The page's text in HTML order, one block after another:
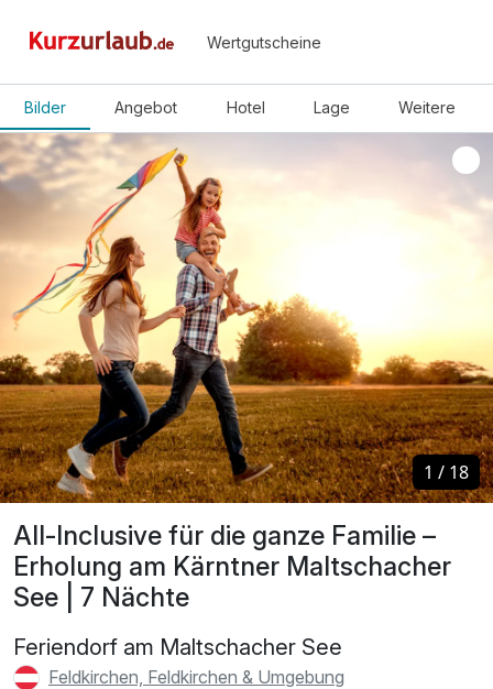
Wertgutscheine
Bilder Angebot Hotel Lage Weitere
All-Inclusive für die ganze Familie –
Erholung am Kärntner Maltschacher
See | 7 Nächte
Feriendorf am Maltschacher See
Feldkirchen, Feldkirchen & Umgebung
1 / 18
1 / 18